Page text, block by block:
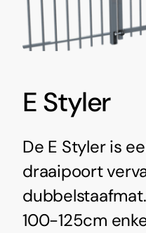
E Styler
De E Styler is
draaipoort
100-125cm